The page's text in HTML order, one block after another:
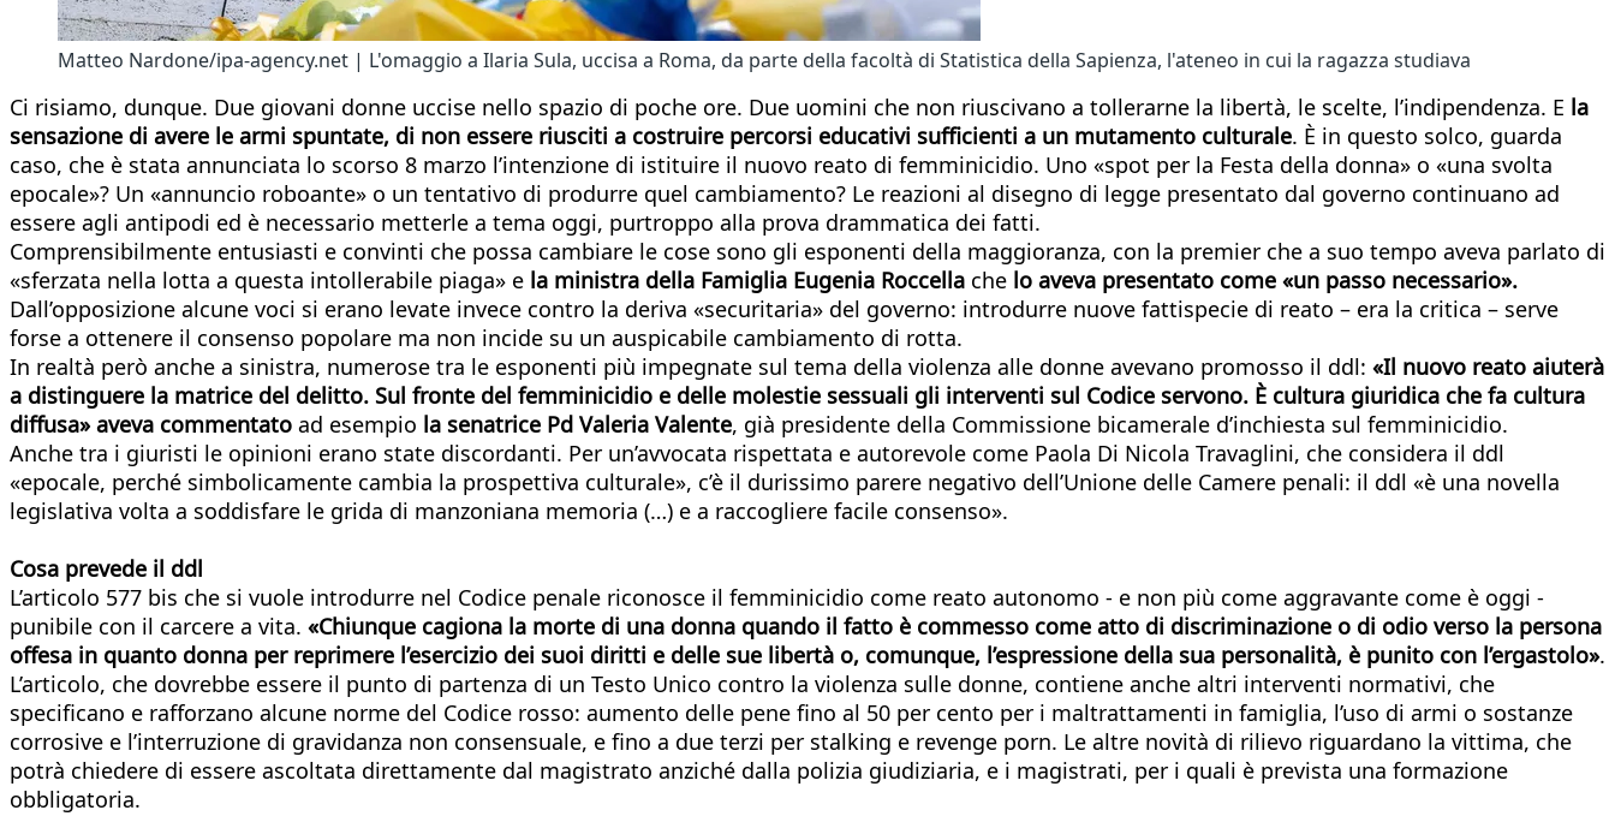
Matteo Nardone/ipa-agency.net | L'omaggio a Ilaria Sula, uccisa a Roma, da parte della facoltà di Statistica della Sapienza, l'ateneo in cui la ragazza studiava
Ci risiamo, dunque. Due giovani donne uccise nello spazio di poche ore. Due uomini che non riuscivano a tollerarne la libertà, le scelte, l’indipendenza. E la
sensazione di avere le armi spuntate, di non essere riusciti a costruire percorsi educativi sufficienti a un mutamento culturale. È in questo solco, guarda
caso, che è stata annunciata lo scorso 8 marzo l’intenzione di istituire il nuovo reato di femminicidio. Uno «spot per la Festa della donna» o «una svolta
epocale»? Un «annuncio roboante» o un tentativo di produrre quel cambiamento? Le reazioni al disegno di legge presentato dal governo continuano ad
essere agli antipodi ed è necessario metterle a tema oggi, purtroppo alla prova drammatica dei fatti.
Comprensibilmente entusiasti e convinti che possa cambiare le cose sono gli esponenti della maggioranza, con la premier che a suo tempo aveva parlato di
«sferzata nella lotta a questa intollerabile piaga» e la ministra della Famiglia Eugenia Roccella che lo aveva presentato come «un passo necessario».
Dall’opposizione alcune voci si erano levate invece contro la deriva «securitaria» del governo: introdurre nuove fattispecie di reato – era la critica – serve
forse a ottenere il consenso popolare ma non incide su un auspicabile cambiamento di rotta.
In realtà però anche a sinistra, numerose tra le esponenti più impegnate sul tema della violenza alle donne avevano promosso il ddl: «Il nuovo reato aiuterà
a distinguere la matrice del delitto. Sul fronte del femminicidio e delle molestie sessuali gli interventi sul Codice servono. È cultura giuridica che fa cultura
diffusa» aveva commentato ad esempio la senatrice Pd Valeria Valente, già presidente della Commissione bicamerale d’inchiesta sul femminicidio.
Anche tra i giuristi le opinioni erano state discordanti. Per un’avvocata rispettata e autorevole come Paola Di Nicola Travaglini, che considera il ddl
«epocale, perché simbolicamente cambia la prospettiva culturale», c’è il durissimo parere negativo dell’Unione delle Camere penali: il ddl «è una novella
legislativa volta a soddisfare le grida di manzoniana memoria (…) e a raccogliere facile consenso».
Cosa prevede il ddl
L’articolo 577 bis che si vuole introdurre nel Codice penale riconosce il femminicidio come reato autonomo - e non più come aggravante come è oggi -
punibile con il carcere a vita. «Chiunque cagiona la morte di una donna quando il fatto è commesso come atto di discriminazione o di odio verso la persona
offesa in quanto donna per reprimere l’esercizio dei suoi diritti e delle sue libertà o, comunque, l’espressione della sua personalità, è punito con l’ergastolo».
L’articolo, che dovrebbe essere il punto di partenza di un Testo Unico contro la violenza sulle donne, contiene anche altri interventi normativi, che
specificano e rafforzano alcune norme del Codice rosso: aumento delle pene fino al 50 per cento per i maltrattamenti in famiglia, l’uso di armi o sostanze
corrosive e l’interruzione di gravidanza non consensuale, e fino a due terzi per stalking e revenge porn. Le altre novità di rilievo riguardano la vittima, che
potrà chiedere di essere ascoltata direttamente dal magistrato anziché dalla polizia giudiziaria, e i magistrati, per i quali è prevista una formazione
obbligatoria.